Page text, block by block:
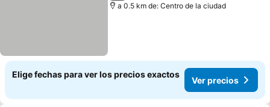
a 0.5 km de: Centro de la ciudad
Elige fechas para ver los precios exactos
Ver precios